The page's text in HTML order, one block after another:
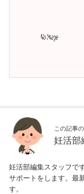
この記事
妊活部
妊活部編集スタッフで
サポートをします。最
す。